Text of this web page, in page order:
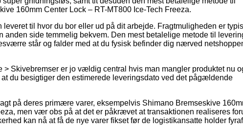
160mm Center Lock – RT-MT800 Ice-Tech Freeza.
til hvor du bor eller ud på dit arbejde. Fragtmuligheden er
anden side temmelig bekvem. Den mest betalelige metode til
står og falder med at du fysisk befinder dig nærved
> Skivebremser er jo vældig central hvis man mangler produktet nu
du besigtiger den estimerede leveringsdato ved det pågældende
på deres primære varer, eksempelvis Shimano Bremseskive
men vær obs på at det er påkrævet at transaktionen realiseres
kan nå at få de nye varer fikset før de logistikansatte holder